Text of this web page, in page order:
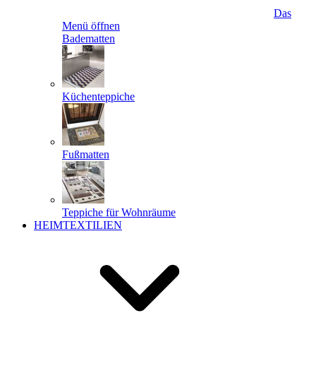
Das
Menü öffnen
Badematten
Küchenteppiche
Fußmatten
Teppiche für Wohnräume
HEIMTEXTILIEN